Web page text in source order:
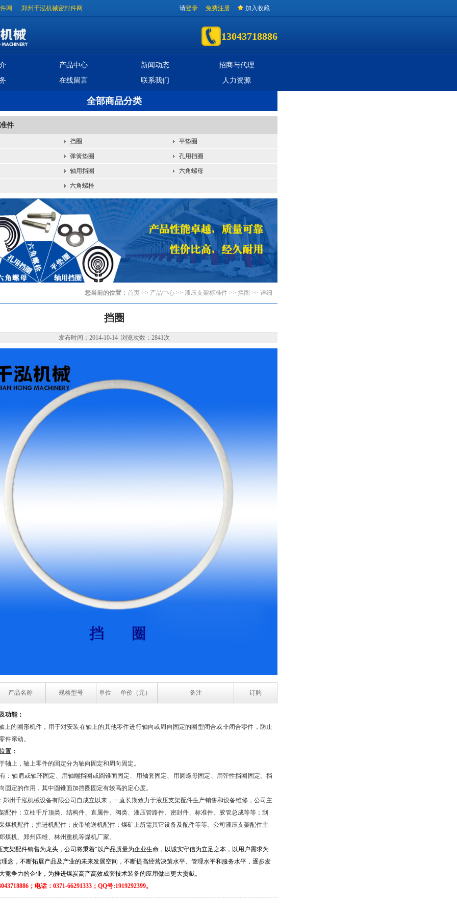
请登录 免费注册 加入收藏
网 郑州千泓机械密封件网
13043718886
产品中心 新闻动态
招商与代理
在线留言 联系我们 人力资源
全部商品分类
件
挡圈 平垫圈
弹簧垫圈 孔用挡圈
轴用挡圈 六角螺母
六角螺栓
您当前的位置： 首页 >> 产品中心 >> 液压支架标准件 >> 挡圈 >> 详细
挡圈
发布时间：2014-10-14 浏览次数：2841次
产品名称 规格型号 单位 单价（元） 备注 订购
功能：
上的圈形机件 ，用于对安装在轴上的其他零件进行轴向或周向固定的圈型闭合或非闭合零件 ， 防止
件窜动。
置：
轴上，轴上零件的固定分为轴向固定和周向固定。
：轴肩或轴环固定、用轴端挡圈或圆锥面固定、用轴套固定、用圆螺母固定、用弹性挡圈固定。挡
固定的作用，其中圆锥面加挡圈固定有较高的定心度。
郑州千泓机械设备有限公司自成立以来，一直长期致力于液压支架配件生产销售和设备维修，公司主
配件：立柱千斤顶类、结构件、直属件、阀类、液压管路件、密封件、标准件、胶管总成等等；刮
煤机配件；掘进机配件；皮带输送机配件；煤矿上所需其它设备及配件等等。公司液压支架配件主
煤机、郑州四维、林州重机等煤机厂家。
支架配件销售为龙头，公司将秉着“以产品质量为企业生命，以诚实守信为立足之本，以用户需求为
理念，不断拓展产品及产业的未来发展空间，不断提高经营决策水平、管理水平和服务水平，逐步发
竞争力的企业，为推进煤炭高产高效成套技术装备的应用做出更大贡献。
；电话：0371-66291333；QQ号:1919292399。